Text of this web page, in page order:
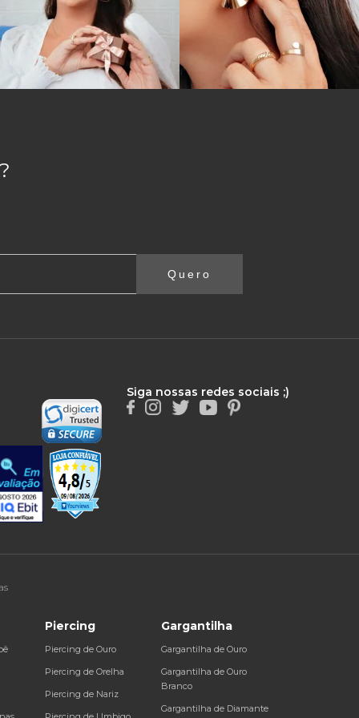
Quero
Siga nossas redes sociais ;)
Piercing
Piercing de Ouro
Piercing de Orelha
Piercing de Nariz
Gargantilha
Gargantilha de Ouro
Gargantilha de Ouro
Branco
Gargantilha de Diamante